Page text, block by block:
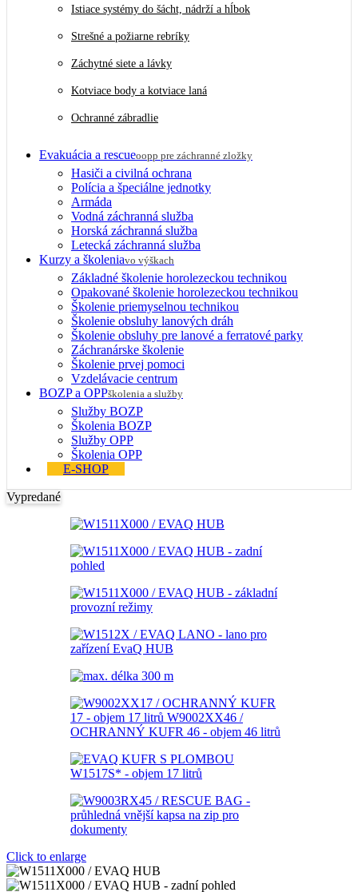
Istiace systémy do šácht, nádrží a hĺbok
Strešné a požiarne rebríky
Záchytné siete a lávky
Kotviace body a kotviace laná
Ochranné zábradlie
Evakuácia a rescueoopp pre záchranné zložky
Hasiči a civilná ochrana
Polícia a špeciálne jednotky
Armáda
Vodná záchranná služba
Horská záchranná služba
Letecká záchranná služba
Kurzy a školeniavo výškach
Základné školenie horolezeckou technikou
Opakované školenie horolezeckou technikou
Školenie priemyselnou technikou
Školenie obsluhy lanových dráh
Školenie obsluhy pre lanové a ferratové parky
Záchranárske školenie
Školenie prvej pomoci
Vzdelávacie centrum
BOZP a OPPškolenia a služby
Služby BOZP
Školenia BOZP
Služby OPP
Školenia OPP
E-SHOP
Vypredané
Click to enlarge